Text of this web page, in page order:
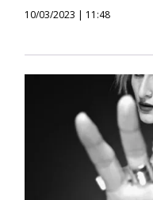
10/03/2023 | 11:48